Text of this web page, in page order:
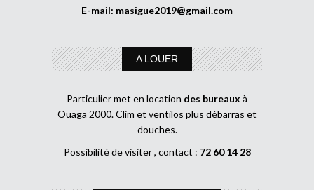
E-mail: masigue2019@gmail.com
A LOUER
Particulier met en location des bureaux à
Ouaga 2000. Clim et ventilos plus débarras et
douches.
Possibilité de visiter , contact : 72 60 14 28